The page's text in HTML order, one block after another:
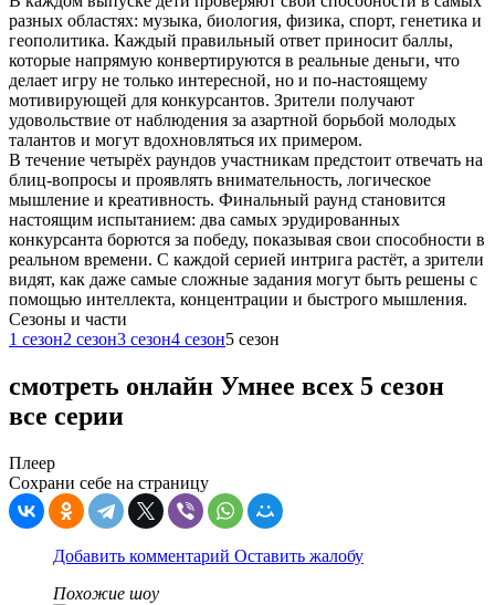
разных областях: музыка, биология, физика, спорт, генетика и
геополитика. Каждый правильный ответ приносит баллы,
которые напрямую конвертируются в реальные деньги, что
делает игру не только интересной, но и по-настоящему
мотивирующей для конкурсантов. Зрители получают
удовольствие от наблюдения за азартной борьбой молодых
талантов и могут вдохновляться их примером.
В течение четырёх раундов участникам предстоит отвечать на
блиц-вопросы и проявлять внимательность, логическое
мышление и креативность. Финальный раунд становится
настоящим испытанием: два самых эрудированных
конкурсанта борются за победу, показывая свои способности в
реальном времени. С каждой серией интрига растёт, а зрители
видят, как даже самые сложные задания могут быть решены с
помощью интеллекта, концентрации и быстрого мышления.
Cезоны и части
1 сезон2 сезон3 сезон4 сезон5 сезон
смотреть онлайн Умнее всех 5 сезон
все серии
Плеер
Сохрани себе на страницу
Добавить комментарий Оставить жалобу
Похожие шоу